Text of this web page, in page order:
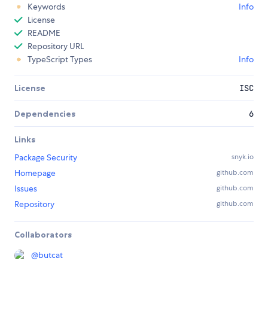
Keywords
Info
License
README
Repository URL
TypeScript Types
Info
License ISC
Dependencies 6
Links
Package Security
snyk.io
Homepage github.com
Issues github.com
Repository github.com
Collaborators
@butcat